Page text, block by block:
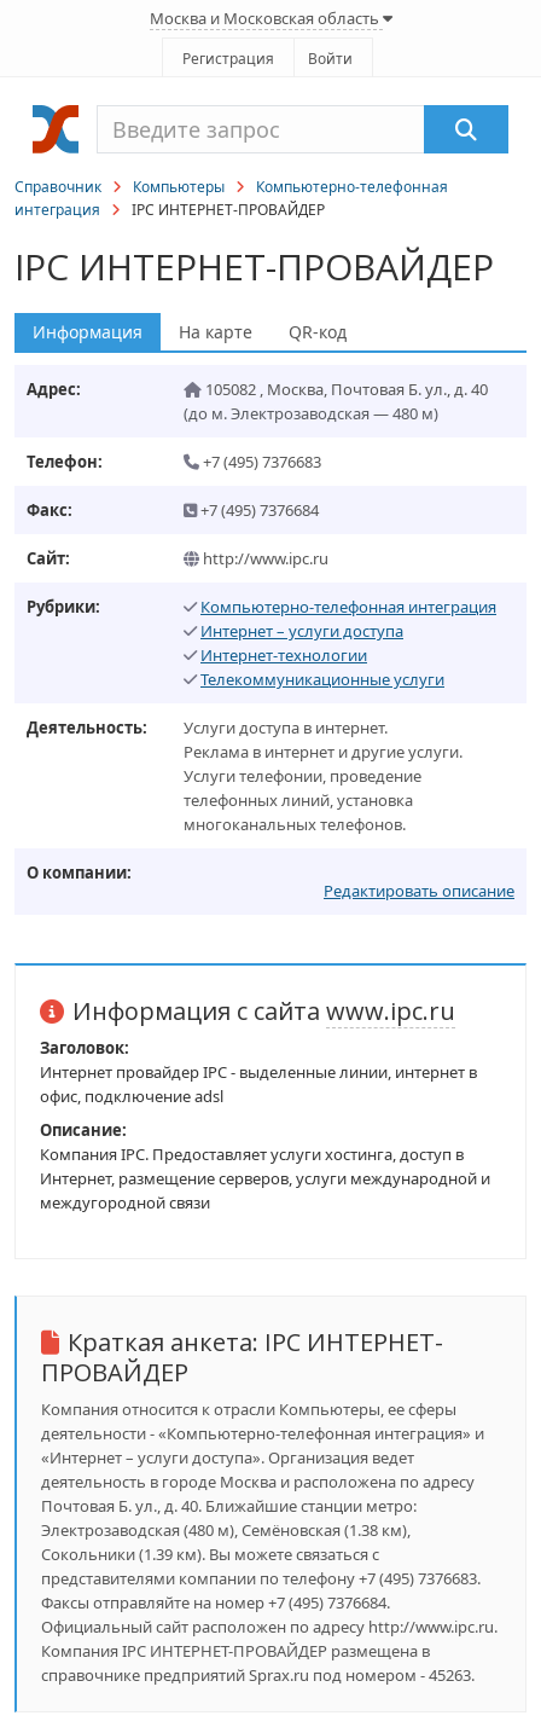
Москва и Московская область
Регистрация Войти
Справочник Компьютеры
Компьютерно-телефонная
интеграция
IPC ИНТЕРНЕТ-ПРОВАЙДЕР
IPC ИНТЕРНЕТ-ПРОВАЙДЕР
Информация На карте QR-код
Адрес: 105082 , Москва, Почтовая Б. ул., д. 40
(до м. Электрозаводская — 480 м)
Телефон: +7 (495) 7376683
Факс: +7 (495) 7376684
Сайт: http://www.ipc.ru
Рубрики:
Компьютерно-телефонная интеграция
Интернет – услуги доступа
Интернет-технологии
Телекоммуникационные услуги
Деятельность:
Услуги доступа в интернет.
Реклама в интернет и другие услуги.
Услуги телефонии, проведение
телефонных линий, установка
многоканальных телефонов.
О компании:
Редактировать описание
Информация с сайта www.ipc.ru
Заголовок:
Интернет провайдер IPC - выделенные линии, интернет в
офис, подключение adsl
Описание:
Компания IPC. Предоставляет услуги хостинга, доступ в
Интернет, размещение серверов, услуги международной и
междугородной связи
Краткая анкета: IPC ИНТЕРНЕТ-
ПРОВАЙДЕР
Компания относится к отрасли Компьютеры, ее сферы
деятельности - «Компьютерно-телефонная интеграция» и
«Интернет – услуги доступа». Организация ведет
деятельность в городе Москва и расположена по адресу
Почтовая Б. ул., д. 40. Ближайшие станции метро:
Электрозаводская (480 м), Семёновская (1.38 км),
Сокольники (1.39 км). Вы можете связаться с
представителями компании по телефону +7 (495) 7376683.
Факсы отправляйте на номер +7 (495) 7376684.
Официальный сайт расположен по адресу http://www.ipc.ru.
Компания IPC ИНТЕРНЕТ-ПРОВАЙДЕР размещена в
справочнике предприятий Sprax.ru под номером - 45263.